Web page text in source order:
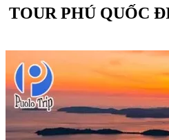
TOUR PHÚ QUỐC